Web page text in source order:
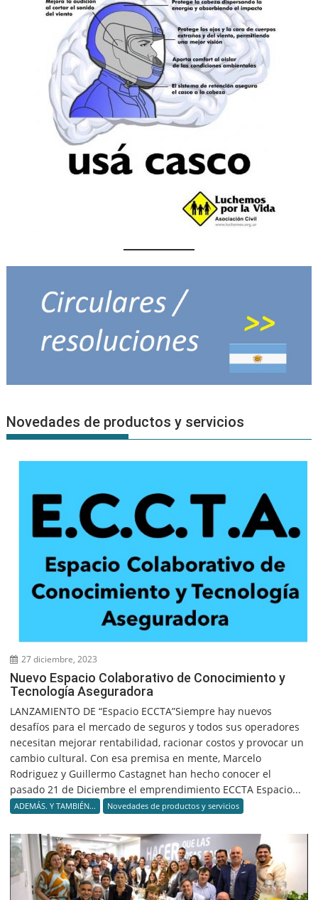
Novedades de productos y servicios
27 diciembre, 2023
Nuevo Espacio Colaborativo de Conocimiento y
Tecnología Aseguradora
LANZAMIENTO DE “Espacio ECCTA”Siempre hay nuevos
desafíos para el mercado de seguros y todos sus operadores
necesitan mejorar rentabilidad, racionar costos y provocar un
cambio cultural. Con esa premisa en mente, Marcelo
Rodriguez y Guillermo Castagnet han hecho conocer el
pasado 21 de Diciembre el emprendimiento ECCTA Espacio...
ADEMÁS. Y TAMBIÉN... Novedades de productos y servicios